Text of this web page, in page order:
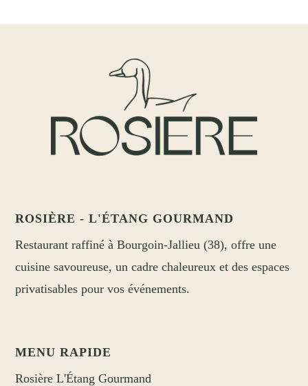
ROSIÈRE - L'ÉTANG GOURMAND
Restaurant raffiné à Bourgoin-Jallieu (38), offre une
cuisine savoureuse, un cadre chaleureux et des espaces
privatisables pour vos événements.
MENU RAPIDE
Rosière L'Étang Gourmand